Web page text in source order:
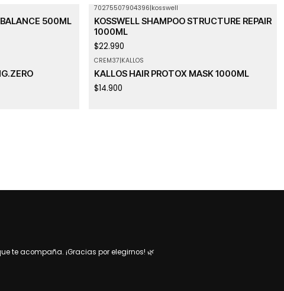
500ML
70275507904396|kosswell
KOSSWELL SHAMPOO STRUCTURE REPAIR
1000ML
$22.990
CREM37|KALLOS
KALLOS HAIR PROTOX MASK 1000ML
$14.900
te acompaña. ¡Gracias por elegirnos! 🌿